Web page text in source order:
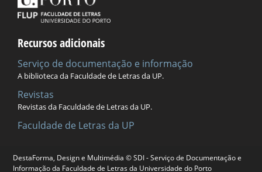
DestaForma, Design e Multimédia © SDI - Serviço de Documentação e
Informação da Faculdade de Letras da Universidade do Porto
Recursos adicionais
Serviço de documentação e informação
A biblioteca da Faculdade de Letras da UP.
Revistas
Revistas da Faculdade de Letras da UP.
Faculdade de Letras da UP
Universidade do Porto